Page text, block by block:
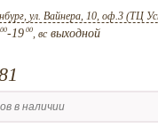
ул. Вайнера, 10, оф.3 (ТЦ
00-19 00, всвыходной